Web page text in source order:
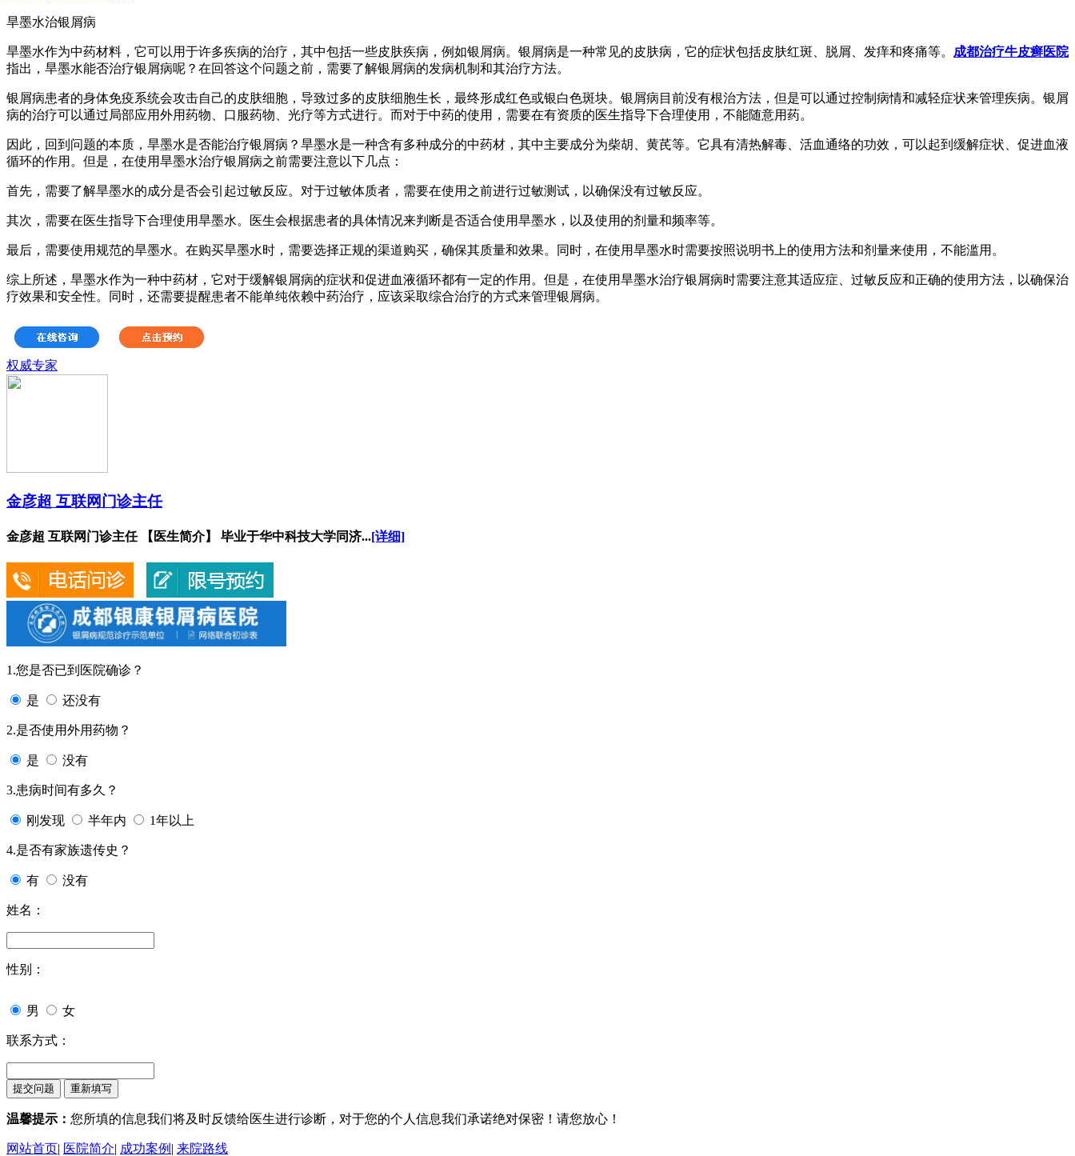
旱墨水治银屑病
旱墨水作为中药材料，它可以用于许多疾病的治疗，其中包括一些皮肤疾病，例如银屑病。银屑病是一种常见的皮肤病，它的症状包括皮肤红斑、脱屑、发痒和疼痛等。 成都治疗牛皮癣医院
指出，旱墨水能否治疗银屑病呢？在回答这个问题之前，需要了解银屑病的发病机制和其治疗方法。
银屑病患者的身体免疫系统会攻击自己的皮肤细胞，导致过多的皮肤细胞生长，最终形成红色或银白色斑块。银屑病目前没有根治方法，但是可以通过控制病情和减轻症状来管理疾病。银屑
病的治疗可以通过局部应用外用药物、口服药物、光疗等方式进行。而对于中药的使用，需要在有资质的医生指导下合理使用，不能随意用药。
因此，回到问题的本质，旱墨水是否能治疗银屑病？旱墨水是一种含有多种成分的中药材，其中主要成分为柴胡、黄芪等。它具有清热解毒、活血通络的功效，可以起到缓解症状、促进血液
循环的作用。但是，在使用旱墨水治疗银屑病之前需要注意以下几点：
首先，需要了解旱墨水的成分是否会引起过敏反应。对于过敏体质者，需要在使用之前进行过敏测试，以确保没有过敏反应。
其次，需要在医生指导下合理使用旱墨水。医生会根据患者的具体情况来判断是否适合使用旱墨水，以及使用的剂量和频率等。
最后，需要使用规范的旱墨水。在购买旱墨水时，需要选择正规的渠道购买，确保其质量和效果。同时，在使用旱墨水时需要按照说明书上的使用方法和剂量来使用，不能滥用。
综上所述，旱墨水作为一种中药材，它对于缓解银屑病的症状和促进血液循环都有一定的作用。但是，在使用旱墨水治疗银屑病时需要注意其适应症、过敏反应和正确的使用方法，以确保治
疗效果和安全性。同时，还需要提醒患者不能单纯依赖中药治疗，应该采取综合治疗的方式来管理银屑病。
权威专家
金彦超 互联网门诊主任
金彦超 互联网门诊主任 【医生简介】 毕业于华中科技大学同济...[详细]
1.您是否已到医院确诊？
是 还没有
2.是否使用外用药物？
是 没有
3.患病时间有多久？
刚发现 半年内 1年以上
4.是否有家族遗传史？
有 没有
姓名：
性别：
男 女
联系方式：
温馨提示： 您所填的信息我们将及时反馈给医生进行诊断，对于您的个人信息我们承诺绝对保密！请您放心！
网站首页| 医院简介| 成功案例 | 来院路线